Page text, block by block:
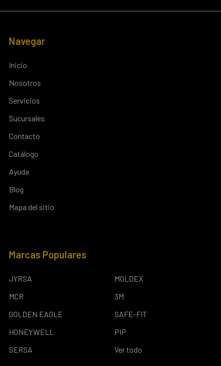
Navegar
Inicio
Nosotros
Servicios
Sucursales
Contacto
Catálogo
Ayuda
Blog
Mapa del sitio
Marcas Populares
JYRSA
MCR
GOLDEN EAGLE
HONEYWELL
SERSA
MOLDEX
3M
SAFE-FIT
PIP
Ver todo